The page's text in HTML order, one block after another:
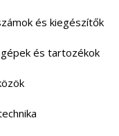
és kiegészítők
és tartozékok